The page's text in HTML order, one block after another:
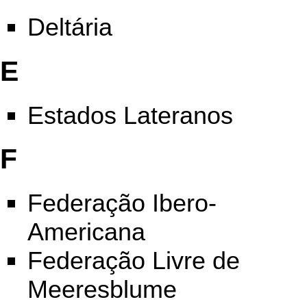
Deltária
E
Estados Lateranos
F
Federação Ibero-
Americana
Federação Livre de
Meeresblume